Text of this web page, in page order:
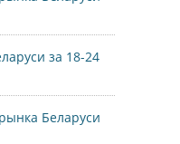
за 18-24
Беларуси